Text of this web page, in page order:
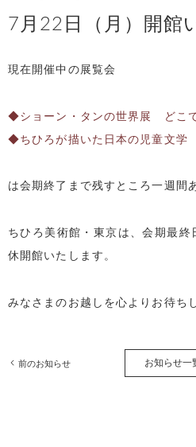
7月22日（月）開館
現在開催中の展覧会
◆ショーン・タンの世界展 どこ
◆ちひろが描いた日本の児童文学
は会期終了まで残すところ一週間
ちひろ美術館・東京は、会期最
休開館いたします。
みなさまのお越しを心よりお待ち
前のお知らせ お知らせ一